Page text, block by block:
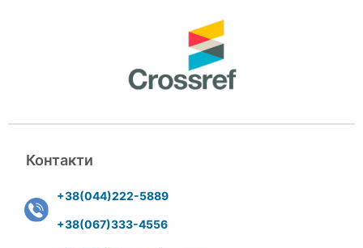
Контакти
+38(044)222-5889
+38(067)333-4556